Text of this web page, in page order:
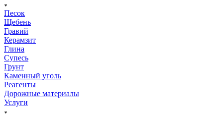
Песок
Щебень
Гравий
Керамзит
Глина
Супесь
Грунт
Каменный уголь
Реагенты
Дорожные материалы
Услуги